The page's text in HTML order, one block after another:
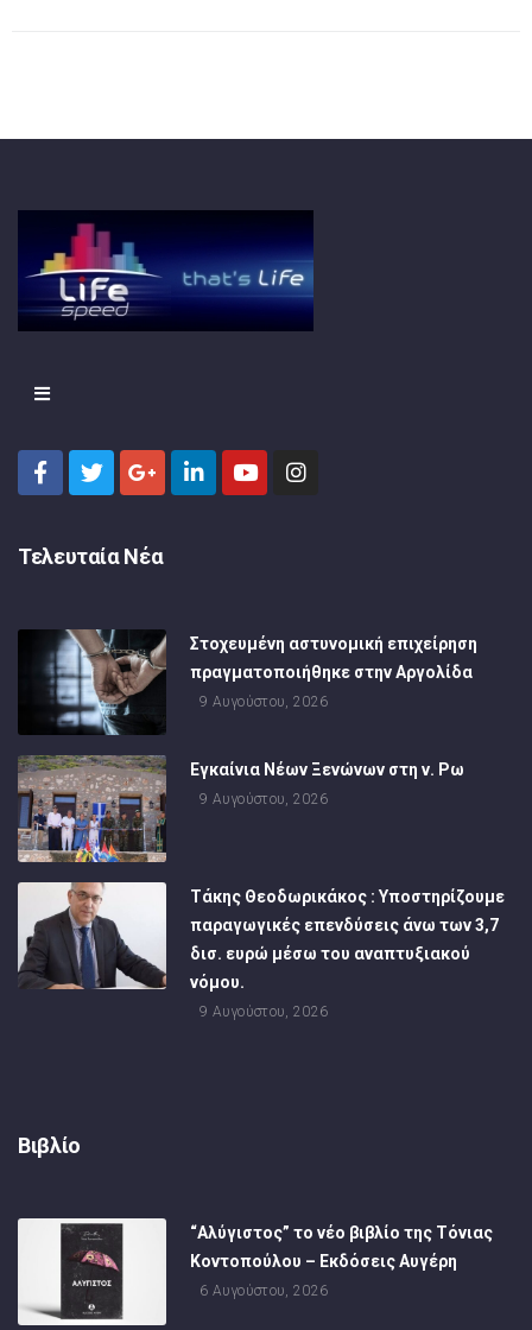
Τελευταία Νέα
Στοχευμένη αστυνομική επιχείρηση
πραγματοποιήθηκε στην Αργολίδα
9 Αυγούστου, 2026
Εγκαίνια Νέων Ξενώνων στη ν. Ρω
9 Αυγούστου, 2026
Τάκης Θεοδωρικάκος : Υποστηρίζουμε
παραγωγικές επενδύσεις άνω των 3,7
δισ. ευρώ μέσω του αναπτυξιακού
νόμου.
9 Αυγούστου, 2026
Βιβλίο
“Αλύγιστος” το νέο βιβλίο της Τόνιας
Κοντοπούλου – Εκδόσεις Αυγέρη
6 Αυγούστου, 2026